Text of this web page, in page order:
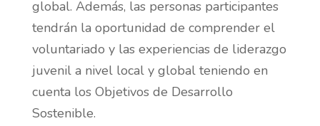
global. Además, las personas participantes
tendrán la oportunidad de comprender el
voluntariado y las experiencias de liderazgo
juvenil a nivel local y global teniendo en
cuenta los Objetivos de Desarrollo
Sostenible.